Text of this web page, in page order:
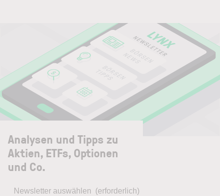
Analysen und Tipps zu
Aktien, ETFs, Optionen
und Co.
Newsletter auswählen (erforderlich)